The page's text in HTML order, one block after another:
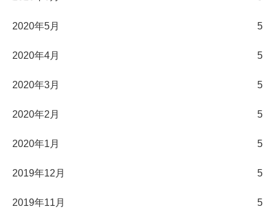
2020年5月 5
2020年4月 5
2020年3月 5
2020年2月 5
2020年1月 5
2019年12月 5
2019年11月 5